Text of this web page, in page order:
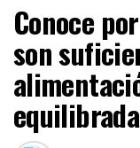
Conoce
son
equilibrada